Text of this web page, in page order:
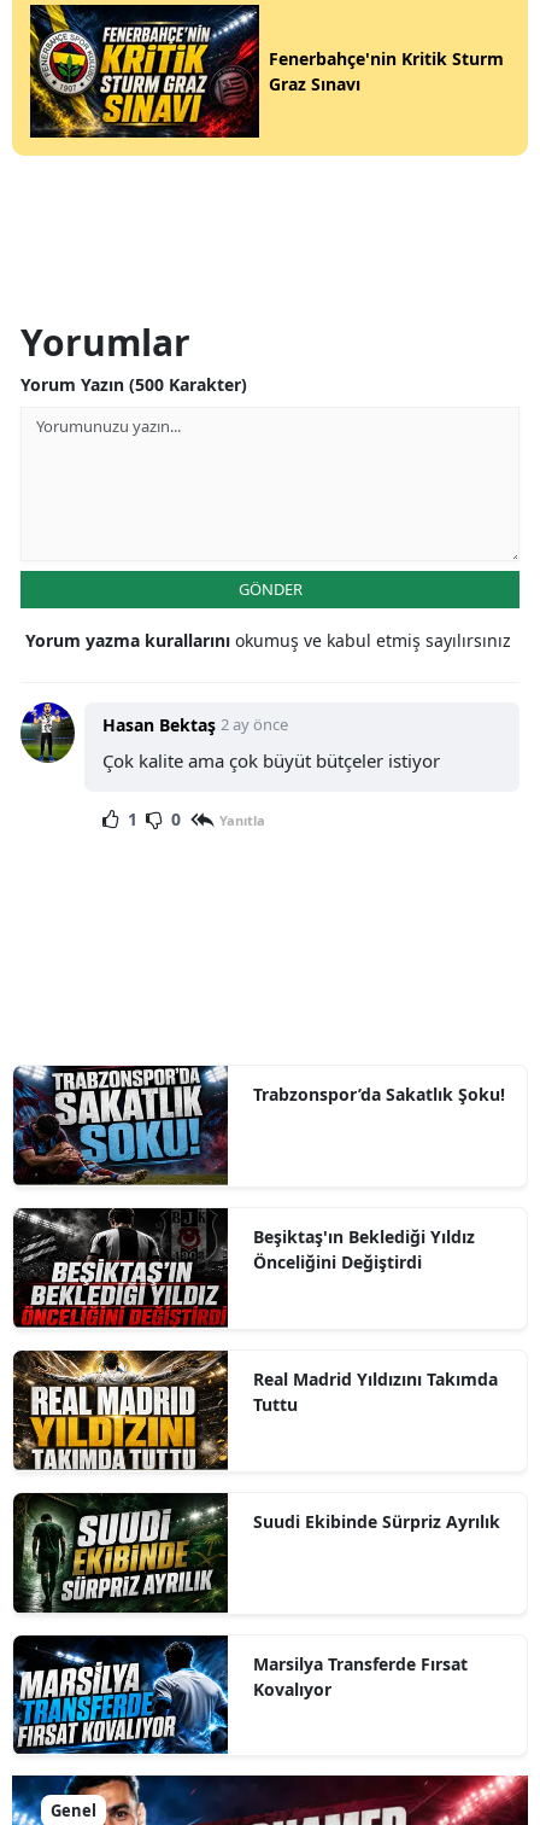
Fenerbahçe'nin Kritik Sturm
Graz Sınavı
Yorumlar
Yorum Yazın (500 Karakter)
GÖNDER
Yorum yazma kurallarını okumuş ve kabul etmiş sayılırsınız
Hasan Bektaş 2 ay önce
Çok kalite ama çok büyüt bütçeler istiyor
1 0 Yanıtla
Trabzonspor’da Sakatlık Şoku!
Beşiktaş'ın Beklediği Yıldız
Önceliğini Değiştirdi
Real Madrid Yıldızını Takımda
Tuttu
Suudi Ekibinde Sürpriz Ayrılık
Marsilya Transferde Fırsat
Kovalıyor
Genel